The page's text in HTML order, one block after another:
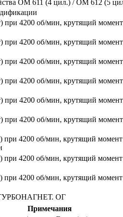
OM 611 (4 цил.) / OM 612 (5
при 4200 об/мин, крутящий
при 4200 об/мин, крутящий
при 4200 об/мин, крутящий
при 4200 об/мин, крутящий
при 4200 об/мин, крутящий
при 4200 об/мин, крутящий
при 4200 об/мин, крутящий
при 4200 об/мин, крутящий
при 4200 об/мин, крутящий
ОГ
Примечания